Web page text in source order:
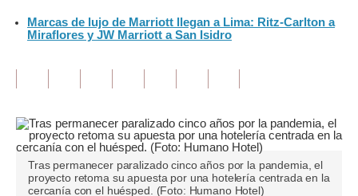
Editorial
Tendencias
Lujo
Marcas de lujo de Marriott llegan a Lima: Ritz-Carlton a
Miraflores y JW Marriott a San Isidro
Tras permanecer paralizado cinco años por la pandemia, el
proyecto retoma su apuesta por una hotelería centrada en la
cercanía con el huésped. (Foto: Humano Hotel)